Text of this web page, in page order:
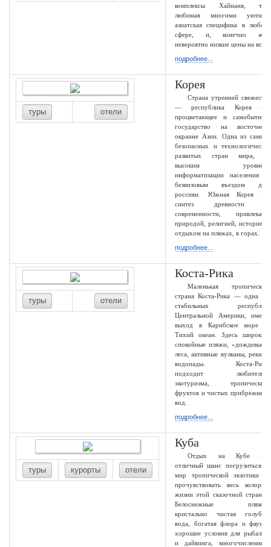
комплексы Хайнаня, так
любимая многими уютная
азиатская специфика в любой
сфере, и, конечно же,
невероятно низкие цены на все.
подробнее...
туры отели
Корея
Страна утренней свежести
— республика Корея —
процветающее и самобытное
государство на восточной
окраине Азии. Одна из самых
безопасных и технологически
развитых стран мира, с
высоким уровнем
информатизации населения и
безвизовым въездом для
россиян. Южная Корея —
синтез древности и
современности, привлекает
природой, религией, историей,
отдыхом на пляжах, в горах.
подробнее...
туры отели
Коста-Рика
Маленькая тропическая
страна Коста-Рика — одна из
стабильных республик
Центральной Америки, имеет
выход в Карибское море и
Тихий океан. Здесь широкие
спокойные пляжи, «дождевые»
леса, активные вулканы, реки и
водопады. Коста-Рика
подходит любителям
экотуризма, тропических
фруктов и чистых прибрежных
вод.
подробнее...
туры курорты отели
Куба
Отдых на Кубе —
отличный шанс погрузиться в
мир тропической экзотики и
прочувствовать весь колорит
жизни этой сказочной страны.
Белоснежные пляжи,
кристально чистая голубая
вода, богатая флора и фауна,
хорошие условия для рыбалки
и дайвинга, многочисленные